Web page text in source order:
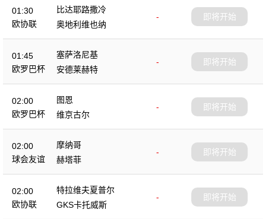
01:30
欧协联
比达耶路撒冷
-
奥地利维也纳
即将开始
01:45
欧罗巴杯
塞萨洛尼基
-
安德莱赫特
即将开始
02:00
欧罗巴杯
图恩
-
维京古尔
即将开始
02:00
球会友谊
摩纳哥
-
赫塔菲
即将开始
02:00
欧协联
特拉维夫夏普尔
-
GKS卡托威斯
即将开始